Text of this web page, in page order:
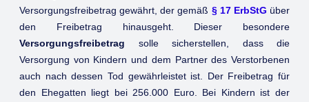
Versorgungsfreibetrag gewährt, der gemäß § 17 ErbStG über
den Freibetrag hinausgeht. Dieser besondere
Versorgungsfreibetrag solle sicherstellen, dass die
Versorgung von Kindern und dem Partner des Verstorbenen
auch nach dessen Tod gewährleistet ist. Der Freibetrag für
den Ehegatten liegt bei 256.000 Euro. Bei Kindern ist der